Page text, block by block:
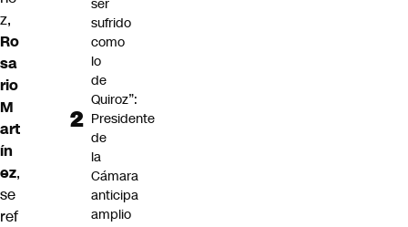
z,
Ro
sa
rio
M
art
ín
ez,
se
ref
ser
sufrido
como
lo
de
Quiroz”:
Presidente
de
la
Cámara
anticipa
amplio